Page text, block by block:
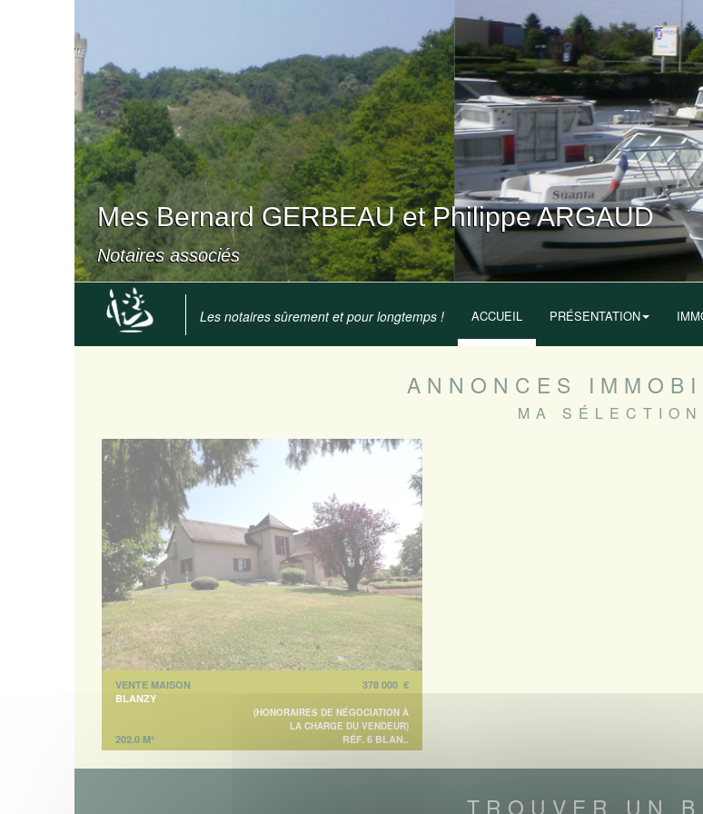
Mes Bernard GERBEAU et Philippe ARGAUD
Notaires associés
Les notaires sûrement et pour longtemps ! ACCUEIL PRÉSENTATION
ANNONCES
MA SÉLECTION
VENTE MAISON
378 000 €
BLANZY
(HONORAIRES DE NÉGOCIATION À
LA CHARGE DU VENDEUR)
202.0 M² RÉF. 6 BLAN..
TROUVER UN